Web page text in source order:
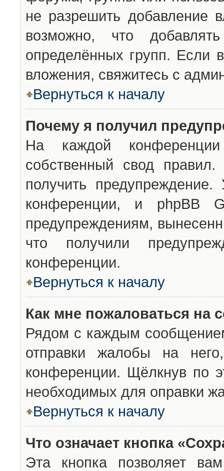
не разрешить добавление
возможно, что
определённых групп. Если
вложения, свяжитесь с
Вернуться к началу
Почему я получил
На каждой конференции
собственный свод
получить
конференции, и phpBB
предупреждениям,
что получили
конференции.
Вернуться к началу
Как мне пожаловаться на
Рядом с каждым
отправки жалобы на
конференции. Щёлкнув по
необходимых для оправки
Вернуться к началу
Что означает кнопка
Эта кнопка позволяет